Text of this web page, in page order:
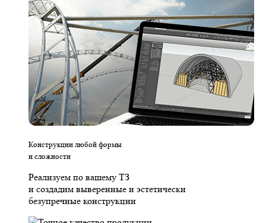
Конструкции любой формы
и сложности
Реализуем по вашему ТЗ
и создадим выверенные и эстетически
безупречные конструкции